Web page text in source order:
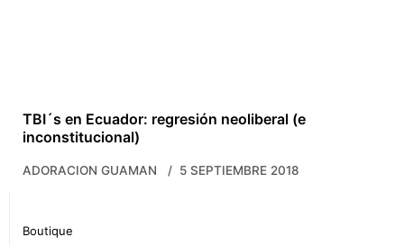
TBI´s en Ecuador: regresión neoliberal (e
inconstitucional)
ADORACION GUAMAN 5 SEPTIEMBRE 2018
Boutique